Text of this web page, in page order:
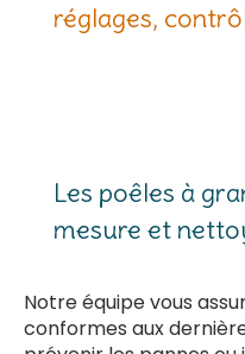
réglages,
Les poêles à
mesure et
Notre équipe vous
conformes aux